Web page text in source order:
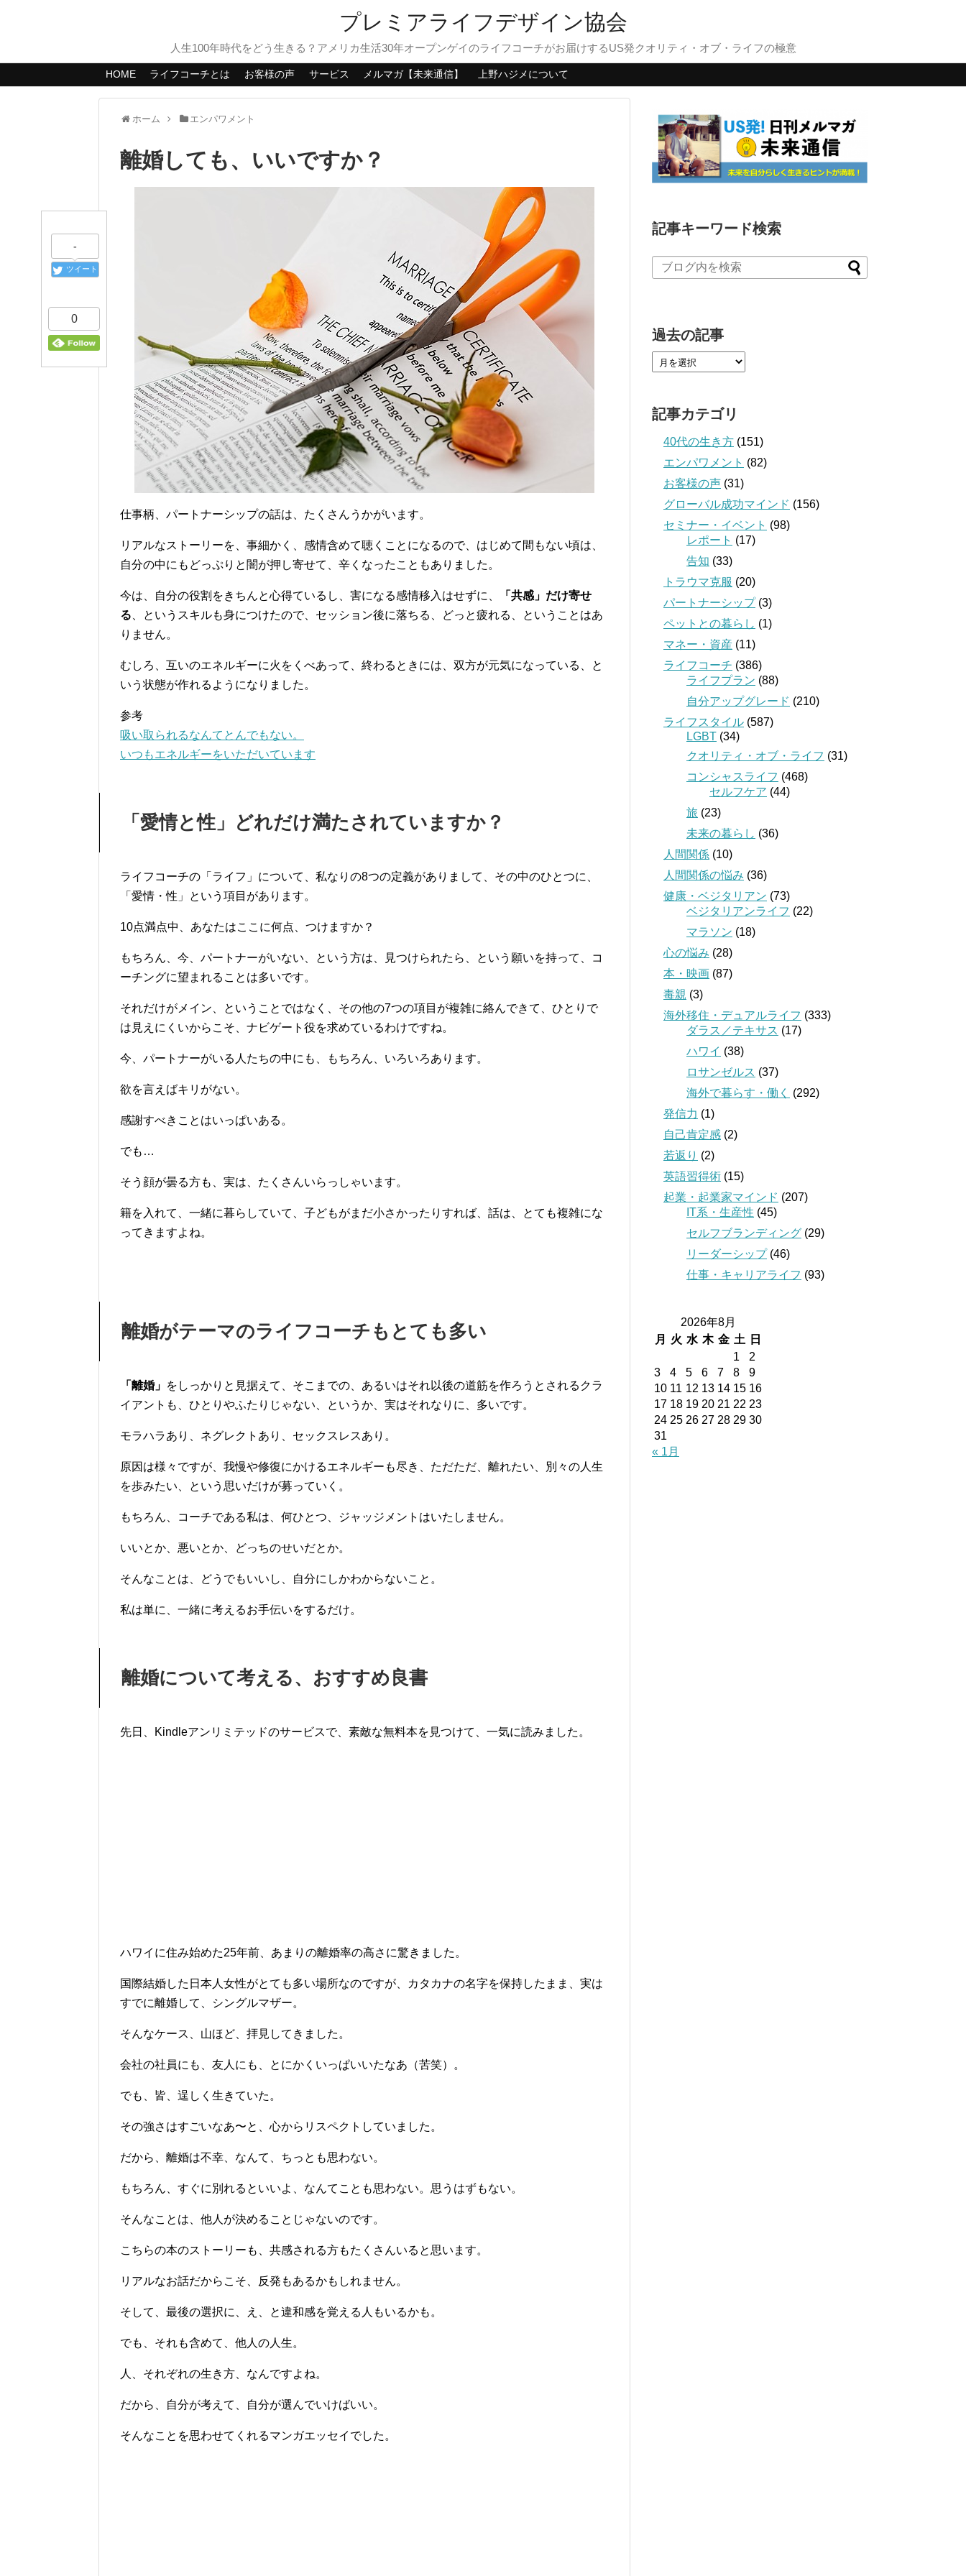
プレミアライフデザイン協会
人生100年時代をどう生きる？アメリカ生活30年オープンゲイのライフコーチがお届けするUS発クオリティ・オブ・ライフの極意
HOME ライフコーチとは お客様の声 サービス メルマガ【未来通信】 上野ハジメについて
ホーム エンパワメント
-
ツイート
0
離婚しても、いいですか？
仕事柄、パートナーシップの話は、たくさんうかがいます。
リアルなストーリーを、事細かく、感情含めて聴くことになるので、はじめて間もない頃は、
自分の中にもどっぷりと闇が押し寄せて、辛くなったこともありました。
今は、自分の役割をきちんと心得ているし、害になる感情移入はせずに、
「共感」だけ寄せ
る 、というスキルも身につけたので、セッション後に落ちる、どっと疲れる、ということはあ
りません。
むしろ、互いのエネルギーに火をくべあって、終わるときには、双方が元気になっている、と
いう状態が作れるようになりました。
参考
吸い取られるなんてとんでもない。
いつもエネルギーをいただいています
「愛情と性」どれだけ満たされていますか？
ライフコーチの「ライフ」について、私なりの8つの定義がありまして、その中のひとつに、
「愛情・性」という項目があります。
10点満点中、あなたはここに何点、つけますか？
もちろん、今、パートナーがいない、という方は、見つけられたら、という願いを持って、コ
ーチングに望まれることは多いです。
それだけがメイン、ということではなく、その他の7つの項目が複雑に絡んできて、ひとりで
は見えにくいからこそ、ナビゲート役を求めているわけですね。
今、パートナーがいる人たちの中にも、もちろん、いろいろあります。
欲を言えばキリがない。
感謝すべきことはいっぱいある。
でも…
そう顔が曇る方も、実は、たくさんいらっしゃいます。
籍を入れて、一緒に暮らしていて、子どもがまだ小さかったりすれば、話は、とても複雑にな
ってきますよね。
離婚がテーマのライフコーチもとても多い
「離婚」 をしっかりと見据えて、そこまでの、あるいはそれ以後の道筋を作ろうとされるクラ
イアントも、ひとりやふたりじゃない、というか、実はそれなりに、多いです。
モラハラあり、ネグレクトあり、セックスレスあり。
原因は様々ですが、我慢や修復にかけるエネルギーも尽き、ただただ、離れたい、別々の人生
を歩みたい、という思いだけが募っていく。
もちろん、コーチである私は、何ひとつ、ジャッジメントはいたしません。
いいとか、悪いとか、どっちのせいだとか。
そんなことは、どうでもいいし、自分にしかわからないこと。
私は単に、一緒に考えるお手伝いをするだけ。
離婚について考える、おすすめ良書
先日、Kindleアンリミテッドのサービスで、素敵な無料本を見つけて、一気に読みました。
ハワイに住み始めた25年前、あまりの離婚率の高さに驚きました。
国際結婚した日本人女性がとても多い場所なのですが、カタカナの名字を保持したまま、実は
すでに離婚して、シングルマザー。
そんなケース、山ほど、拝見してきました。
会社の社員にも、友人にも、とにかくいっぱいいたなあ（苦笑）。
でも、皆、逞しく生きていた。
その強さはすごいなあ〜と、心からリスペクトしていました。
だから、離婚は不幸、なんて、ちっとも思わない。
もちろん、すぐに別れるといいよ、なんてことも思わない。思うはずもない。
そんなことは、他人が決めることじゃないのです。
こちらの本のストーリーも、共感される方もたくさんいると思います。
リアルなお話だからこそ、反発もあるかもしれません。
そして、最後の選択に、え、と違和感を覚える人もいるかも。
でも、それも含めて、他人の人生。
人、それぞれの生き方、なんですよね。
だから、自分が考えて、自分が選んでいけばいい。
そんなことを思わせてくれるマンガエッセイでした。
記事キーワード検索
過去の記事
記事カテゴリ
40代の生き方 (151)
エンパワメント (82)
お客様の声 (31)
グローバル成功マインド (156)
セミナー・イベント (98)
レポート (17)
告知 (33)
トラウマ克服 (20)
パートナーシップ(3)
ペットとの暮らし (1)
マネー・資産 (11)
ライフコーチ (386)
ライフプラン (88)
自分アップグレード (210)
ライフスタイル (587)
LGBT (34)
クオリティ・オブ・ライフ (31)
コンシャスライフ (468)
セルフケア (44)
旅 (23)
未来の暮らし (36)
人間関係 (10)
人間関係の悩み (36)
健康・ベジタリアン (73)
ベジタリアンライフ (22)
マラソン (18)
心の悩み (28)
本・映画 (87)
毒親 (3)
海外移住・デュアルライフ (333)
ダラス／テキサス (17)
ハワイ (38)
ロサンゼルス (37)
海外で暮らす・働く
(292)
発信力 (1)
自己肯定感 (2)
若返り (2)
英語習得術 (15)
起業・起業家マインド (207)
IT系・生産性 (45)
セルフブランディング (29)
リーダーシップ(46)
仕事・キャリアライフ (93)
2026年8月
月
火 水 木 金 土
日
1
2
3
4 5 6 7 8
9
10 11 12 13 14 15 16
17 18 19 20 21 22 23
24 25 26 27 28 29 30
31
« 1月